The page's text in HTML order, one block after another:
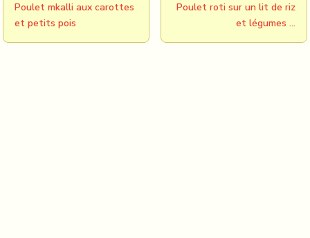
Poulet mkalli aux carottes
et petits pois
Poulet roti sur un lit de riz
et légumes …